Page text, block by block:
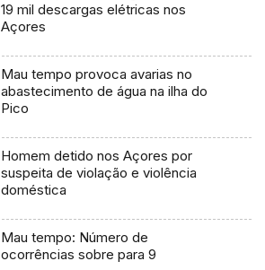
19 mil descargas elétricas nos
Açores
Mau tempo provoca avarias no
abastecimento de água na ilha do
Pico
Homem detido nos Açores por
suspeita de violação e violência
doméstica
Mau tempo: Número de
ocorrências sobre para 9